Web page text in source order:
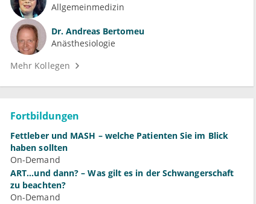
Allgemeinmedizin
Dr. Andreas Bertomeu
Anästhesiologie
Mehr Kollegen
Fortbildungen
Fettleber und MASH – welche Patienten Sie im Blick
haben sollten
On-Demand
ART...und dann? – Was gilt es in der Schwangerschaft
zu beachten?
On-Demand